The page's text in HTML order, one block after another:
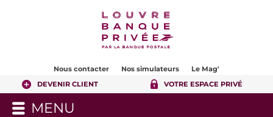
Nous contacter Nos simulateurs
Le Mag'
DEVENIR CLIENT
VOTRE ESPACE PRIVÉ
MENU